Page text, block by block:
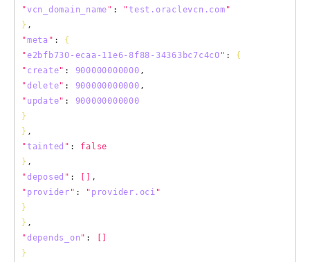
"vcn_domain_name " : "test.oraclevcn.com "
}
"meta " : {
"e2bfb730-ecaa-11e6-8f88-34363bc7c4c0 " : {
" create" : 900000000000
"delete" : 900000000000
" update" :
900000000000
}
}
"tainted " : false
}
"deposed " : []
" provider " : " provider.oci "
}
}
"depends_on " :
[]
}